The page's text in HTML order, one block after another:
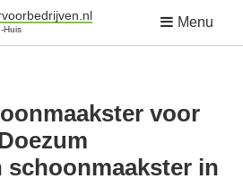
Huis Menu
voor
schoonmaakster in